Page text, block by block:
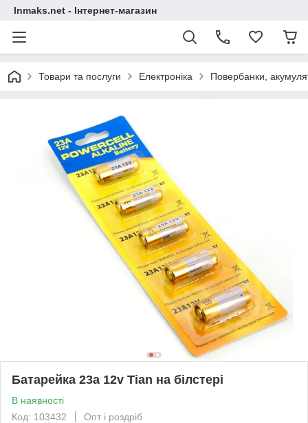
Inmaks.net - Інтернет-магазин
Товари та послуги Електроніка Повербанки,
Батарейка 23а 12v Tian на білстері
В наявності
Код: 103432
Опт і роздріб